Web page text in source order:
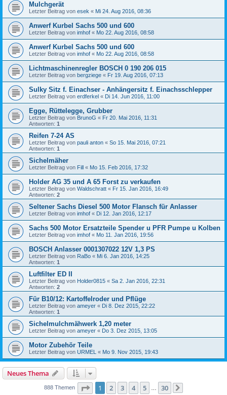
Mulchgerät
Letzter Beitrag von esek « Mi 24. Aug 2016, 08:36
Anwerf Kurbel Sachs 500 und 600
Letzter Beitrag von imhof « Mo 22. Aug 2016, 08:58
Anwerf Kurbel Sachs 500 und 600
Letzter Beitrag von imhof « Mo 22. Aug 2016, 08:58
Lichtmaschinenregler BOSCH 0 190 206 015
Letzter Beitrag von bergziege « Fr 19. Aug 2016, 07:13
Sulky Sitz f. Einachser - Anhängersitz f. Einachsschlepper
Letzter Beitrag von erdferkel « Di 14. Jun 2016, 11:00
Egge, Rüttelegge, Grubber
Letzter Beitrag von BrunoG « Fr 20. Mai 2016, 11:31
Antworten: 1
Reifen 7-24 AS
Letzter Beitrag von pauli anton « So 15. Mai 2016, 07:21
Antworten: 1
Sichelmäher
Letzter Beitrag von Fill « Mo 15. Feb 2016, 17:32
Holder AG 35 und A 65 Forst zu verkaufen
Letzter Beitrag von Waldschratt « Fr 15. Jan 2016, 16:49
Antworten: 2
Seltener Sachs Diesel 500 Motor Flansch für Anlasser
Letzter Beitrag von imhof « Di 12. Jan 2016, 12:17
Sachs 500 Motor Ersatzteile Spender u PFR Pumpe u Kolben
Letzter Beitrag von imhof « Mo 11. Jan 2016, 19:56
BOSCH Anlasser 0001307022 12V 1,3 PS
Letzter Beitrag von RaBo « Mi 6. Jan 2016, 14:25
Antworten: 1
Luftfilter ED II
Letzter Beitrag von Holder0815 « Sa 2. Jan 2016, 22:31
Antworten: 2
Für B10/12: Kartoffelroder und Pflüge
Letzter Beitrag von ameyer « Di 8. Dez 2015, 22:22
Antworten: 1
Sichelmulchmähwerk 1,20 meter
Letzter Beitrag von ameyer « Do 3. Dez 2015, 13:05
Motor Zubehör Teile
Letzter Beitrag von URMEL « Mo 9. Nov 2015, 19:43
Neues Thema
888 Themen Seite 1von 30
1 2 3 4 5 30